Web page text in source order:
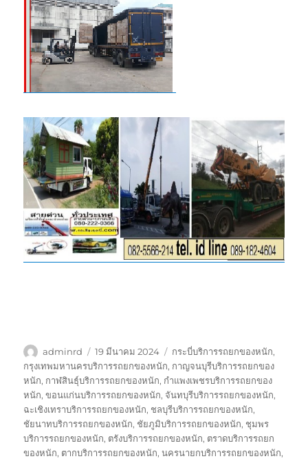
ผู้
เขียน
adminrd
เขียน
เมื่อ
19 มีนาคม 2024
ป้าย
กำกับ
กระบี่บริการรถยกของหนัก,
กรุงเทพมหานครบริการรถยกของหนัก, กาญจนบุรีบริการรถยกของ
หนัก, กาฬสินธุ์บริการรถยกของหนัก, กำแพงเพชรบริการรถยกของ
หนัก,ขอนแก่นบริการรถยกของหนัก, จันทบุรีบริการรถยกของหนัก,
ฉะเชิงเทราบริการรถยกของหนัก, ชลบุรีบริการรถยกของหนัก,
ชัยนาทบริการรถยกของหนัก, ชัยภูมิบริการรถยกของหนัก, ชุมพร
บริการรถยกของหนัก, ตรังบริการรถยกของหนัก, ตราดบริการรถยก
ของหนัก, ตากบริการรถยกของหนัก,นครนายกบริการรถยกของหนัก,